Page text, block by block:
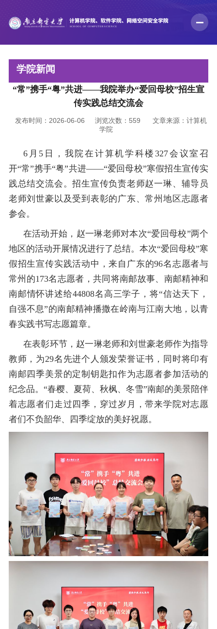
学院新闻
“常”携手“粤”共进——我院举办“爱回母校”招生宣
传实践总结交流会
发布时间：2026-06-06 浏览次数： 559
文章来源：计算机
学院
6月 5 日，我院在计算机学科楼327会议室召
开“常”携手“粤”共进——“爱回母校”寒假招生宣传实
践总结交流会。招生宣传负责老师赵一琳、 辅导员
老师刘世豪 以及受到表彰的广东、常州地区志愿者
参会。
在活动开始， 赵一琳老师对本次“爱回母校”两个
地区的活动开展情况进行了总结。本次“爱回母校”寒
假招生宣传实践活动中 ，来自 广东的96名志愿者与
常州 的173名志愿者，共同将南邮故事、 南邮精神和
南邮情怀讲述给44808名高三学子 ， 将“信达天下，
自强不息”的南邮精神播撒在岭南与江南大地 ， 以青
春实践书写志愿篇章。
在表彰环节，赵一琳老师和刘世豪老师作为指导
教师， 为29名先进个人颁发荣誉证书，同时将印有
南邮四季美景的定制钥匙扣作为志愿者参加活动的
纪念品。 “春樱、夏荷、秋枫、冬雪”南邮的美景陪伴
着志愿者们走过四季，穿过岁月，带来学院对志愿
者们不负韶华、四季绽放的美好祝愿。